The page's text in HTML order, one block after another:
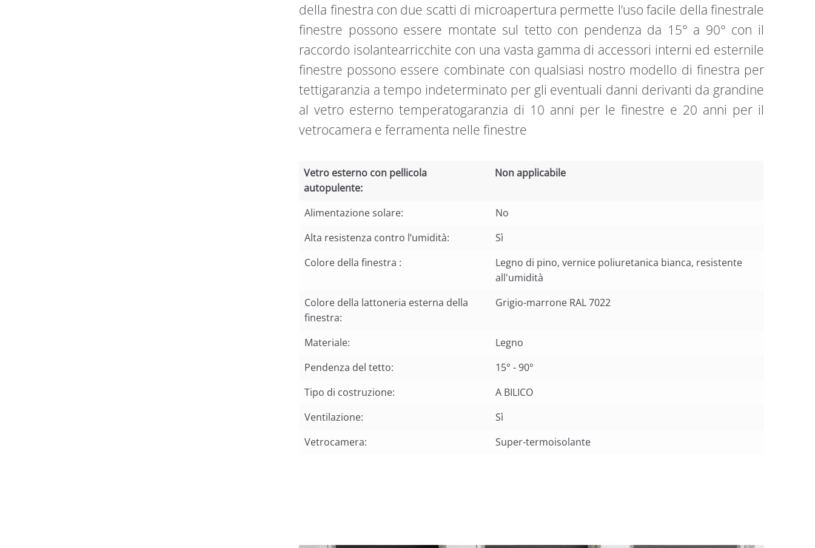
della finestra con due scatti di microapertura permette l’uso facile della finestrale
finestre possono essere montate sul tetto con pendenza da 15° a 90° con il
raccordo isolantearricchite con una vasta gamma di accessori interni ed esternile
finestre possono essere combinate con qualsiasi nostro modello di finestra per
tettigaranzia a tempo indeterminato per gli eventuali danni derivanti da grandine
al vetro esterno temperatogaranzia di 10 anni per le finestre e 20 anni per il
vetrocamera e ferramenta nelle finestre
Vetro esterno con pellicola
autopulente:
Non applicabile
Vetro esterno con pellicola
Non applicabile
Alimentazione solare:
No
Alta resistenza contro l’umidità:
Sì
Colore della finestra :
Legno di pino, vernice poliuretanica bianca, resistente
all'umidità
Colore della lattoneria esterna della
finestra:
Grigio-marrone RAL 7022
Materiale:
Legno
Pendenza del tetto:
15° - 90°
Tipo di costruzione:
A BILICO
Ventilazione:
Sì
Vetrocamera:
Super-termoisolante